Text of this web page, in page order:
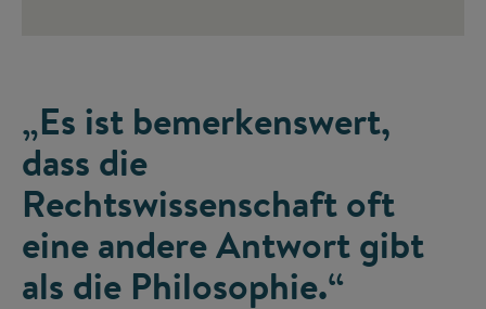
„Es ist bemerkenswert,
dass die
Rechtswissenschaft oft
eine andere Antwort gibt
als die Philosophie.“